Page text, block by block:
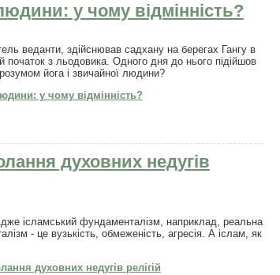
у чому відмінність?
веданти, здійснював садхану на берегах Гангу в
початок з льодовика. Одного дня до нього підійшов
йога і звичайної людини?
у чому відмінність?
духовних недугів
ісламський фундаменталізм, наприклад, реальна
- це вузькість, обмеженість, агресія. А іслам, як
духовних недугів релігій